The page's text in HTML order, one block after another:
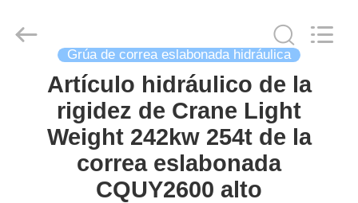
HOGAR
PRODUCTOS
Sinovo
Heavy
Grúa de correa eslabonada hidráulica
Artículo hidráulico de la
rigidez de Crane Light
Weight 242kw 254t de la
correa eslabonada
CQUY2600 alto